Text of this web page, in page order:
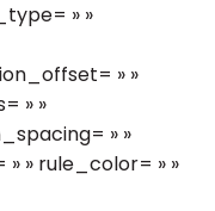
» »
» »
» »
» »
» rule_color= » »